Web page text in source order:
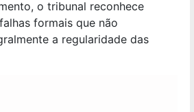
o tribunal reconhece
formais que não
a regularidade das